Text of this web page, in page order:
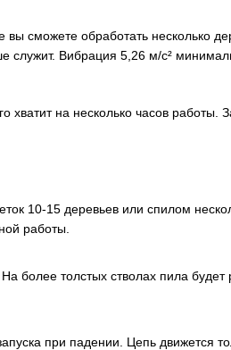
сможете обработать несколько
Вибрация 5,26 м/с²
на несколько часов
10-15 деревьев или спилом
работы.
более толстых стволах пила
при падении. Цепь движется